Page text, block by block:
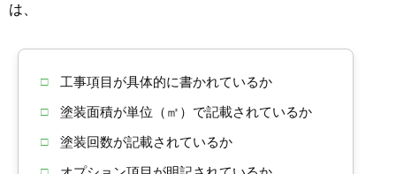
は、
□ 工事項目が具体的に書かれているか
□ 塗装面積が単位（㎡）で記載されているか
□ 塗装回数が記載されているか
□